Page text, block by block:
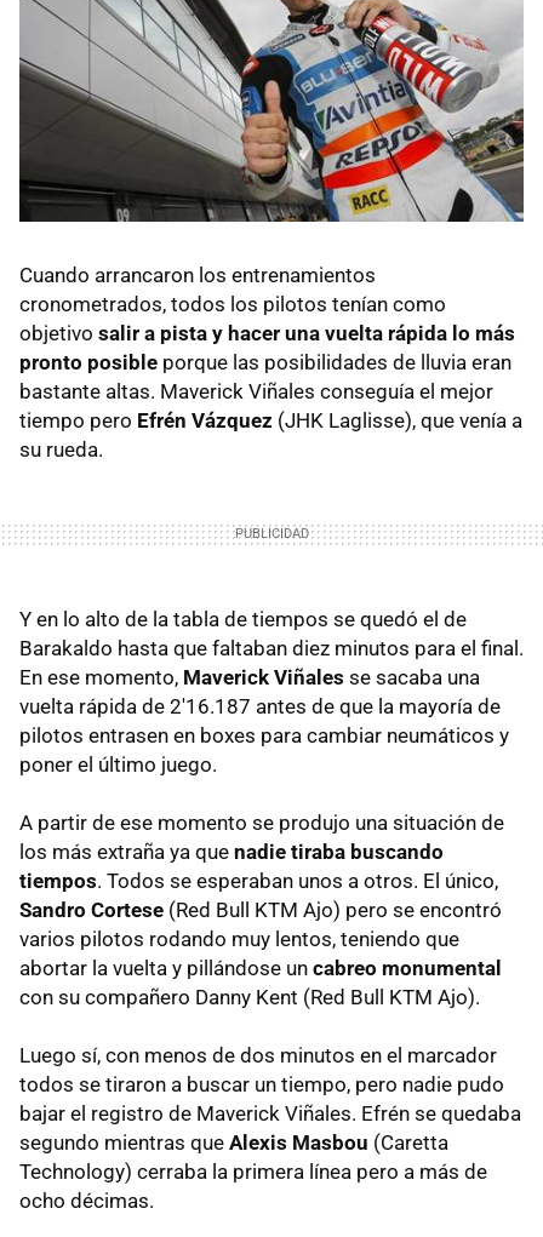
Cuando arrancaron los entrenamientos
cronometrados, todos los pilotos tenían como
objetivo salir a pista y hacer una vuelta rápida lo más
pronto posible porque las posibilidades de lluvia eran
bastante altas. Maverick Viñales conseguía el mejor
tiempo pero Efrén Vázquez (JHK Laglisse), que venía a
su rueda.
Y en lo alto de la tabla de tiempos se quedó el de
Barakaldo hasta que faltaban diez minutos para el final.
En ese momento, Maverick Viñales se sacaba una
vuelta rápida de 2'16.187 antes de que la mayoría de
pilotos entrasen en boxes para cambiar neumáticos y
poner el último juego.
A partir de ese momento se produjo una situación de
los más extraña ya que nadie tiraba buscando
tiempos. Todos se esperaban unos a otros. El único,
Sandro Cortese (Red Bull KTM Ajo) pero se encontró
varios pilotos rodando muy lentos, teniendo que
abortar la vuelta y pillándose un cabreo monumental
con su compañero Danny Kent (Red Bull KTM Ajo).
Luego sí, con menos de dos minutos en el marcador
todos se tiraron a buscar un tiempo, pero nadie pudo
bajar el registro de Maverick Viñales. Efrén se quedaba
segundo mientras que Alexis Masbou (Caretta
Technology) cerraba la primera línea pero a más de
ocho décimas.